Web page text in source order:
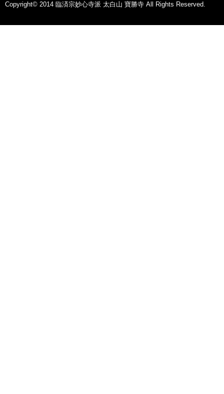
Copyright© 2014 臨済宗妙心寺派 太白山 寶勝寺 All Rights Reserved.